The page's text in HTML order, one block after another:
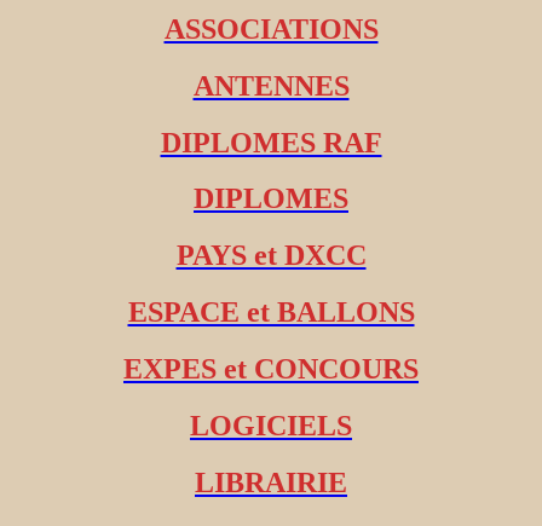
ASSOCIATIONS
ANTENNES
DIPLOMES RAF
DIPLOMES
PAYS et DXCC
ESPACE et BALLONS
EXPES et CONCOURS
LOGICIELS
LIBRAIRIE